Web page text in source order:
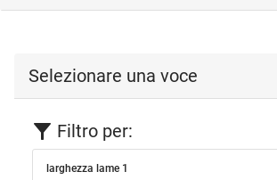
Selezionare una voce
Filtro per:
larghezza lame 1